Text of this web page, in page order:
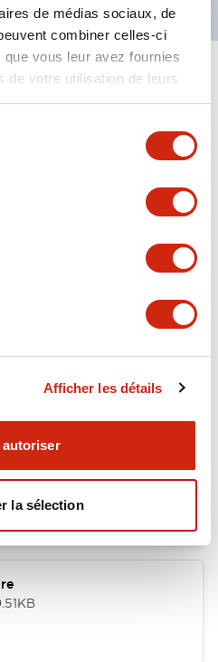
de médias sociaux, de
combiner celles-ci
vous leur avez fournies
de votre utilisation de leurs
Afficher les détails
autoriser
la sélection
Tout développer
Approbations Et Normes